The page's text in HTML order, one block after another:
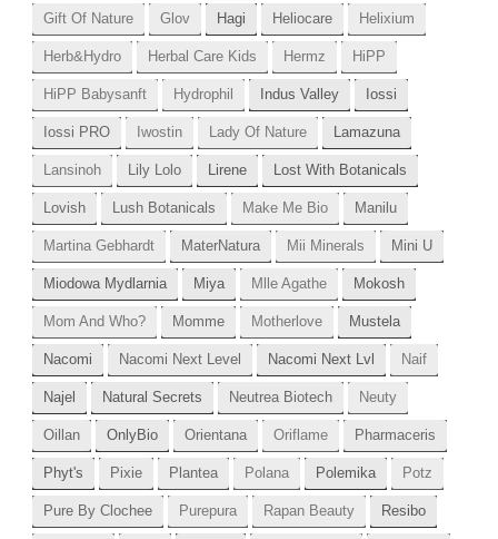
Gift Of Nature Glov Hagi Heliocare Helixium
Herb&Hydro Herbal Care Kids Hermz HiPP
HiPP Babysanft Hydrophil Indus Valley Iossi
Iossi PRO Iwostin Lady Of Nature Lamazuna
Lansinoh Lily Lolo Lirene Lost With Botanicals
Lovish Lush Botanicals Make Me Bio Manilu
Martina Gebhardt MaterNatura Mii Minerals Mini U
Miodowa Mydlarnia Miya Mlle Agathe Mokosh
Mom And Who? Momme Motherlove Mustela
Nacomi Nacomi Next Level Nacomi Next Lvl Naif
Najel Natural Secrets Neutrea Biotech Neuty
Oillan OnlyBio Orientana Oriflame Pharmaceris
Phyt's Pixie Plantea Polana Polemika Potz
Pure By Clochee Purepura Rapan Beauty Resibo